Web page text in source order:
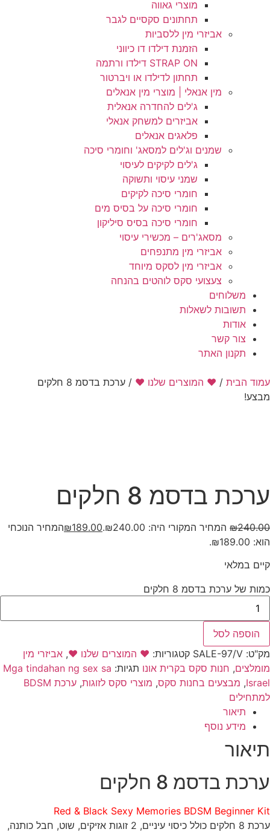
מוצרי גאווה
תחתונים סקסיים לגבר
אביזרי מין ללסביות
הזמנת דילדו דו כיווני
STRAP ON דילדו ורתמה
תחתון לדילדו או ויברטור
מין אנאלי | מוצרי מין אנאלים
ג'לים להחדרה אנאלית
אביזרים למשחק אנאלי
פלאגים אנאלים
שמנים וג'לים למסאג' וחומרי סיכה
ג'לים לקיקים לעיסוי
שמני עיסוי ותשוקה
חומרי סיכה לקיקים
חומרי סיכה על בסיס מים
חומרי סיכה בסיס סיליקון
מסאג'רים – מכשירי עיסוי
אביזרי מין מתנפחים
אביזרי מין לסקס מיוחד
צעצועי סקס לוהטים בהנחה
משלוחים
תשובות לשאלות
אודות
צור קשר
תקנון האתר
עמוד הבית / ❤️ המוצרים שלנו ❤️ / ערכת בדסמ 8 חלקים
מבצע!
ערכת בדסמ 8 חלקים
₪240.00 המחיר המקורי היה: ₪240.00. ₪189.00
המחיר הנוכחי
הוא: ₪189.00.
קיים במלאי
כמות של ערכת בדסמ 8 חלקים
הוספה לסל
מק"ט: SALE-97/V קטגוריות: ❤️ המוצרים שלנו ❤️, אביזרי מין
מומלצים, חנות סקס בקרית אונו תגיות: Mga tindahan ng sex sa
Israel
, מבצעים בחנות סקס, מוצרי סקס לזוגות,
ערכת BDSM
למתחילים
תיאור
מידע נוסף
תיאור
ערכת בדסמ 8 חלקים
Red & Black Sexy Memories BDSM Beginner Kit
ערכת 8 חלקים כולל כיסוי עיניים, 2 זוגות אזיקים, שוט, חבל כותנה,